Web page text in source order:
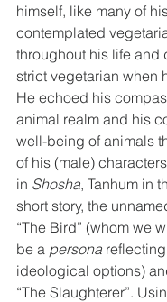
himself, like many of
contemplated
throughout his life and
strict vegetarian when
He echoed his
animal realm and his
well-being of animals
of his (male)
in Shosha, Tanhum in
short story, the
“The Bird” (whom we
be a persona
ideological options)
“The Slaughterer”.